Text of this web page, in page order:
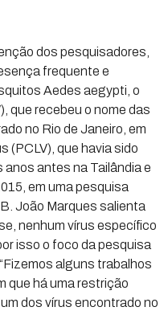
dos pesquisadores,
frequente e
Aedes aegypti, o
que recebeu o nome das
no Rio de Janeiro, em
(PCLV), que havia sido
antes na Tailândia e
em uma pesquisa
João Marques salienta
nenhum vírus específico
isso o foco da pesquisa
alguns trabalhos
que há uma restrição
dos vírus encontrado no